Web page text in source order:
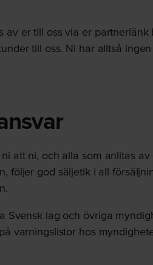
av er till oss via er partnerlänk
till oss. Ni har alltså
att ni, och alla som anlitas
följer god säljetik i all
Svensk lag och övriga
varningslistor hos